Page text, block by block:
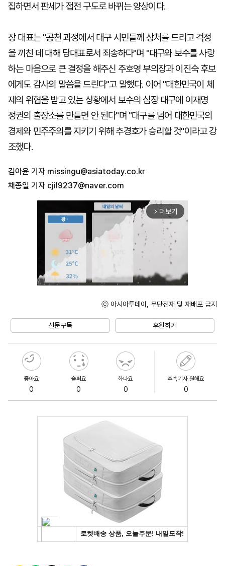
집하면서 판세가 접전 구도로 바뀌는 양상이다.
장 대표는 "공천 과정에서 대구 시민들께 상처를 드리고 걱정
을 끼친 데 대해 당대표로서 죄송하다"며 "대구와 보수를 사랑
하는 마음으로 큰 결정을 해주신 주호영 부의장과 이진숙 후보
에게도 감사의 말씀을 드린다"고 말했다. 이어 "대한민국이 체
제의 위협을 받고 있는 상황에서 보수의 심장 대구에 이재명
정권의 출장소를 만들면 안 된다"며 "대구를 넘어 대한민국의
경제와 민주주의를 지키기 위해 추경호가 승리할 것"이라고 강
조했다.
김아윤 기자 missingu@asiatoday.co.kr
채종일 기자 cjil9237@naver.com
arrow_forward_ios 더보기
ⓒ 아시아투데이, 무단전재 및 재배포 금지
신문구독 후원하기
좋아요
0
슬퍼요
0
화나요
0
후속기사 원해요
0